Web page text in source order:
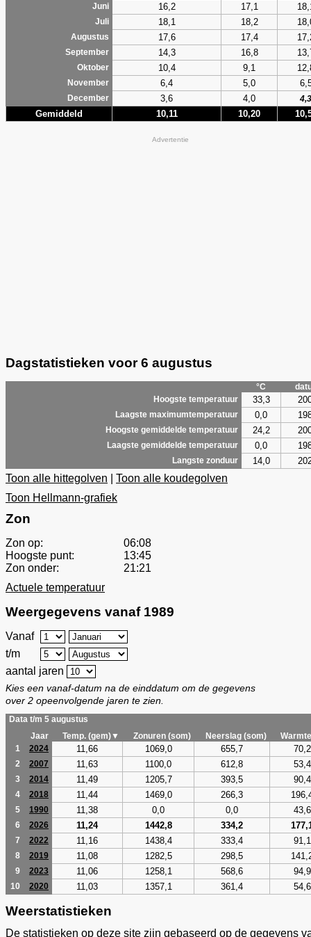
Juni 16,2 17,1
Juli 18,1 18,2
Augustus 17,6 17,4
September 14,3 16,8
Oktober 10,4 9,1
November 6,4 5,0
December 3,6 4,0 4,3
Gemiddeld 10,11 10,20
Advertentie
Dagstatistieken voor 6 augustus
°C
Hoogste temperatuur
33,3
Laagste maximumtemperatuur 0,0
Hoogste gemiddelde temperatuur 24,2
Laagste gemiddelde temperatuur 0,0
Langste zonduur 14,0
Toon alle hittegolven
Toon alle koudegolven
Toon Hellmann-grafiek
Zon
Zon op:
06:08
Hoogste punt:
13:45
Zon onder:
21:21
Actuele temperatuur
Weergegevens vanaf 1989
Vanaf
t/m
aantal jaren
Kies een vanaf-datum na de einddatum om de gegevens
over 2 opeenvolgende jaren te zien.
Data t/m 5 augustus
Jaar
Temp. (gem)▼ Zonuren (som) Neerslag (som)
1
2024 11,66 1069,0 655,7 70,2
2 2007 11,63 1100,0 612,8 53,4
3 2014 11,49 1205,7 393,5 90,4
4 2018 11,44 1469,0 266,3
5 1990 11,38 0,0 0,0 43,6
6 2026 11,24 1442,8 334,2
7 2022 11,16 1438,4 333,4 91,1
8 2019 11,08 1282,5 298,5
9 2023 11,06 1258,1 568,6 94,9
10 2020 11,03 1357,1 361,4 54,6
Weerstatistieken
De statistieken op deze site zijn gebaseerd op de gegevens